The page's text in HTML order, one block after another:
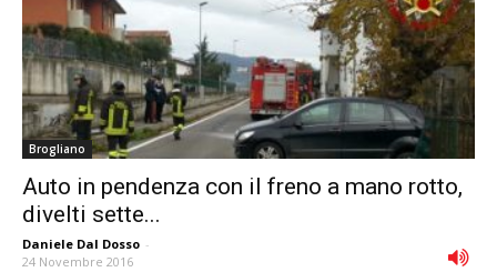
Brogliano
Auto in pendenza con il freno a mano rotto,
divelti sette...
Daniele Dal Dosso -
24 Novembre 2016